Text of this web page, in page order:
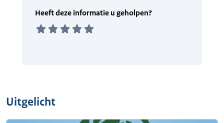
Uitgelicht